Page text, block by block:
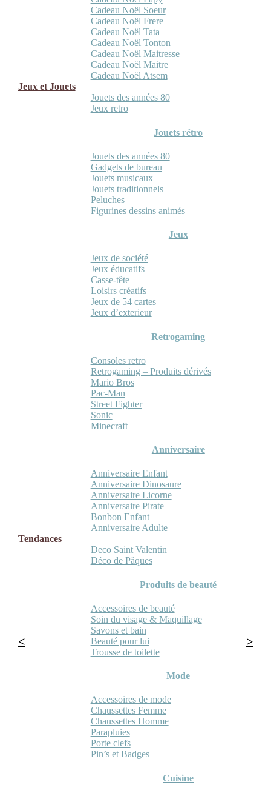
Cadeau Noël Soeur
Cadeau Noël Frere
Cadeau Noël Tata
Cadeau Noël Tonton
Cadeau Noël Maitresse
Cadeau Noël Maitre
Cadeau Noël Atsem
Jeux et Jouets
Jouets des années 80
Jeux retro
Jouets rétro
Jouets des années 80
Gadgets de bureau
Jouets musicaux
Jouets traditionnels
Peluches
Figurines dessins animés
Jeux
Jeux de société
Jeux éducatifs
Casse-tête
Loisirs créatifs
Jeux de 54 cartes
Jeux d’exterieur
Retrogaming
Consoles retro
Retrogaming – Produits dérivés
Mario Bros
Pac-Man
Street Fighter
Sonic
Minecraft
Anniversaire
Anniversaire Enfant
Anniversaire Dinosaure
Anniversaire Licorne
Anniversaire Pirate
Bonbon Enfant
Anniversaire Adulte
Tendances
Deco Saint Valentin
Déco de Pâques
Produits de beauté
Accessoires de beauté
Soin du visage & Maquillage
Savons et bain
Beauté pour lui
Trousse de toilette
Mode
Accessoires de mode
Chaussettes Femme
Chaussettes Homme
Parapluies
Porte clefs
Pin’s et Badges
Cuisine